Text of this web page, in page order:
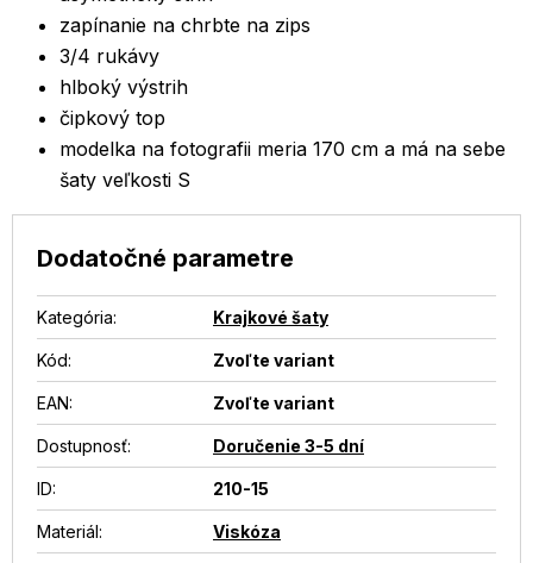
zapínanie na chrbte na zips
3/4 rukávy
hlboký výstrih
čipkový top
modelka na fotografii meria 170 cm a má na sebe
šaty veľkosti S
Dodatočné parametre
Kategória: Krajkové šaty
Kód: Zvoľte variant
EAN: Zvoľte variant
Dostupnosť: Doručenie 3-5 dní
ID: 210-15
Materiál: Viskóza